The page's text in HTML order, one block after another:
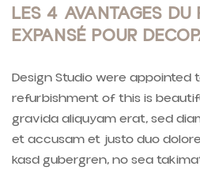
LES 4 AVANTAGES DU
EXPANSÉ POUR
Design Studio were appointed
refurbishment of this is
gravida aliquyam erat, sed
et accusam et justo duo
kasd gubergren, no sea